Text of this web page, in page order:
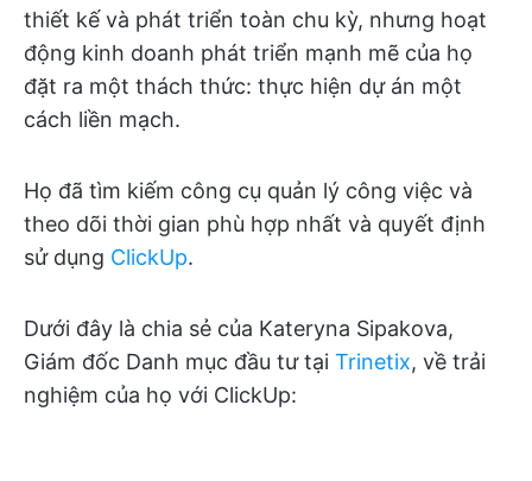
thiết kế và phát triển toàn chu kỳ, nhưng hoạt
động kinh doanh phát triển mạnh mẽ của họ
đặt ra một thách thức: thực hiện dự án một
cách liền mạch.
Họ đã tìm kiếm công cụ quản lý công việc và
theo dõi thời gian phù hợp nhất và quyết định
sử dụng ClickUp.
Dưới đây là chia sẻ của Kateryna Sipakova,
Giám đốc Danh mục đầu tư tại Trinetix, về trải
nghiệm của họ với ClickUp: